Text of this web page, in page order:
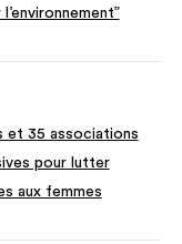
et 35 associations
pour lutter
aux femmes